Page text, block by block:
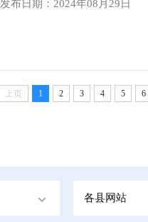
发布日期：2024年08月29日
上页 1 2 3 4 5 6
各县网站